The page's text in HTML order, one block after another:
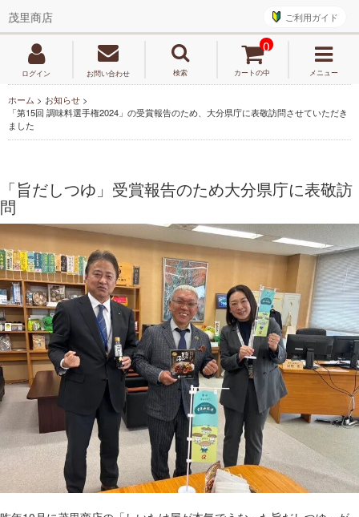
茂里商店 ご利用ガイド
ログイン お問い合わせ 検索 カートの中
0
メニュー
ホーム > お知らせ >
「第15回 調味料選手権2024」の受賞報告のため、大分県庁に表敬訪問させていただき
ました
「旨だしつゆ」受賞報告のため大分県庁に表敬訪
問